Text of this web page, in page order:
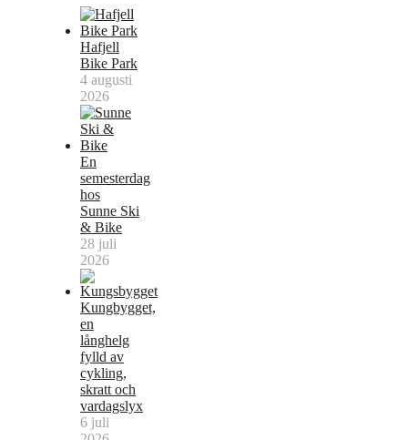
Hafjell
Bike Park
4 augusti
2026
En
semesterdag
hos
Sunne Ski
& Bike
28 juli
2026
Kungbygget,
en
långhelg
fylld av
cykling,
skratt och
vardagslyx
6 juli